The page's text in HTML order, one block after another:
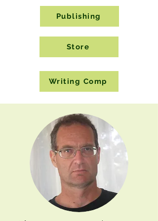
Publishing
Store
Writing Comp